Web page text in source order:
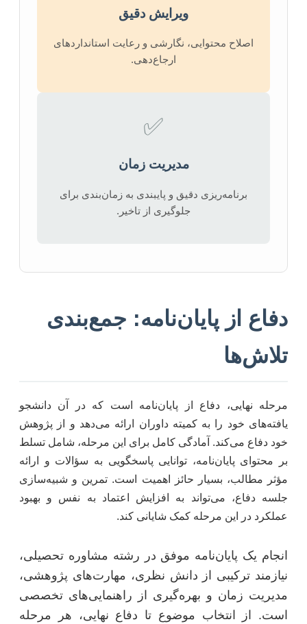
ویرایش دقیق
اصلاح محتوایی، نگارشی و رعایت استانداردهای
ارجاع‌دهی.
✅
مدیریت زمان
برنامه‌ریزی دقیق و پایبندی به زمان‌بندی برای
جلوگیری از تاخیر.
دفاع از پایان‌نامه: جمع‌بندی
تلاش‌ها
مرحله نهایی، دفاع از پایان‌نامه است که در آن دانشجو
یافته‌های خود را به کمیته داوران ارائه می‌دهد و از پژوهش
خود دفاع می‌کند. آمادگی کامل برای این مرحله، شامل تسلط
بر محتوای پایان‌نامه، توانایی پاسخگویی به سؤالات و ارائه
مؤثر مطالب، بسیار حائز اهمیت است. تمرین و شبیه‌سازی
جلسه دفاع، می‌تواند به افزایش اعتماد به نفس و بهبود
عملکرد در این مرحله کمک شایانی کند.
انجام یک پایان‌نامه موفق در رشته مشاوره تحصیلی،
نیازمند ترکیبی از دانش نظری، مهارت‌های پژوهشی،
مدیریت زمان و بهره‌گیری از راهنمایی‌های تخصصی
است. از انتخاب موضوع تا دفاع نهایی، هر مرحله